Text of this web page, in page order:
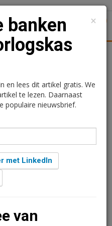
Woningmarkt
2 minuten leestijd
nieuwe acquisities
van de
uit ABN Amro,
en Rabobank, was
×
banken
en lees dit artikel gratis. We
te lezen. Daarnaast
populaire nieuwsbrief.
met LinkedIn
van